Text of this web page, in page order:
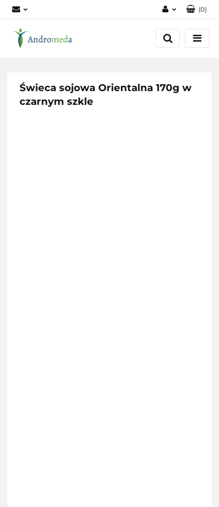
Zaloguj się
Zarejestruj się
(0)
Świeca sojowa Orientalna 170g w
czarnym szkle